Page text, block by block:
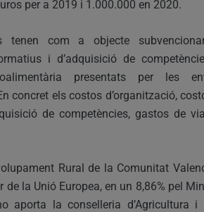
per a 2019 i 1.000.000 en 2020.
tenen com a objecte
i d’adquisició de
presentats per les
concret els costos d’organització,
de competències, gastos de
Rural de la Comunitat
la Unió Europea, en un 8,86% pel
aporta la conselleria d’Agricultura i